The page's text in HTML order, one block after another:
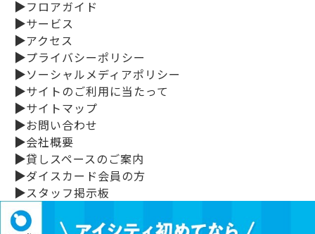
▶フロアガイド
▶サービス
▶アクセス
▶プライバシーポリシー
▶ソーシャルメディアポリシー
▶サイトのご利用に当たって
▶サイトマップ
▶お問い合わせ
▶会社概要
▶貸しスペースのご案内
▶ダイスカード会員の方
▶スタッフ掲示板